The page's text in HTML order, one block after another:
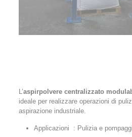
L’aspirpolvere centralizzato
ideale per realizzare operazioni di
aspirazione industriale.
Applicazioni : Pulizia e